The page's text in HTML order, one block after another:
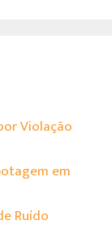
Violação
em
Ruído